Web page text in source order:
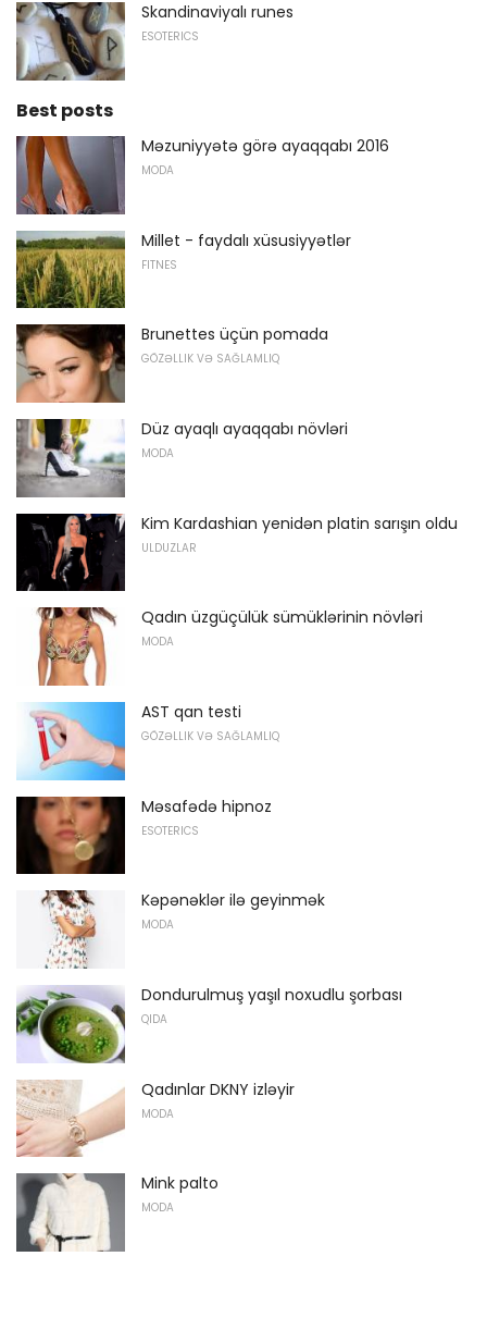
Skandinaviyalı runes
ESOTERICS
Best posts
Məzuniyyətə görə ayaqqabı 2016
MODA
Millet - faydalı xüsusiyyətlər
FITNES
Brunettes üçün pomada
GÖZƏLLIK VƏ SAĞLAMLIQ
Düz ayaqlı ayaqqabı növləri
MODA
Kim Kardashian yenidən platin sarışın oldu
ULDUZLAR
Qadın üzgüçülük sümüklərinin növləri
MODA
AST qan testi
GÖZƏLLIK VƏ SAĞLAMLIQ
Məsafədə hipnoz
ESOTERICS
Kəpənəklər ilə geyinmək
MODA
Dondurulmuş yaşıl noxudlu şorbası
QIDA
Qadınlar DKNY izləyir
MODA
Mink palto
MODA